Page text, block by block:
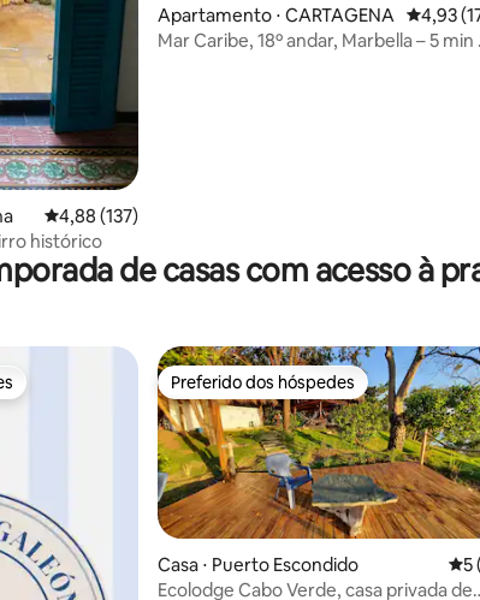
4,88 de uma avaliação média de 5, 137 avaliações
4,88 (137)
histórico
Apartamento ⋅ CARTAGENA 4,93 de
4,93
Mar Caribe, 18º andar, Marbella – 5 min
de casas com acesso à
dos hóspedes Preferido dos hóspedes
Preferido dos hóspedes
Casa ⋅ Puerto Escondido 55
Ecolodge Cabo Verde, casa privada de